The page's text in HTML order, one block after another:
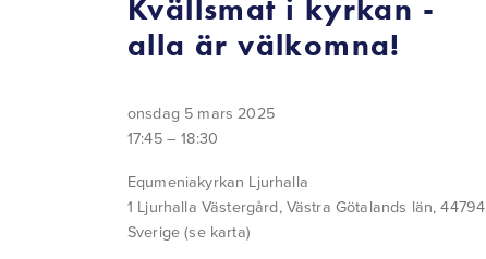
Kvällsmat i kyrkan -
alla är välkomna!
onsdag 5 mars 2025
17:45
18:30
Equmeniakyrkan Ljurhalla
1 Ljurhalla Västergård Västra Götalands län, 44794
Sverige (se karta)